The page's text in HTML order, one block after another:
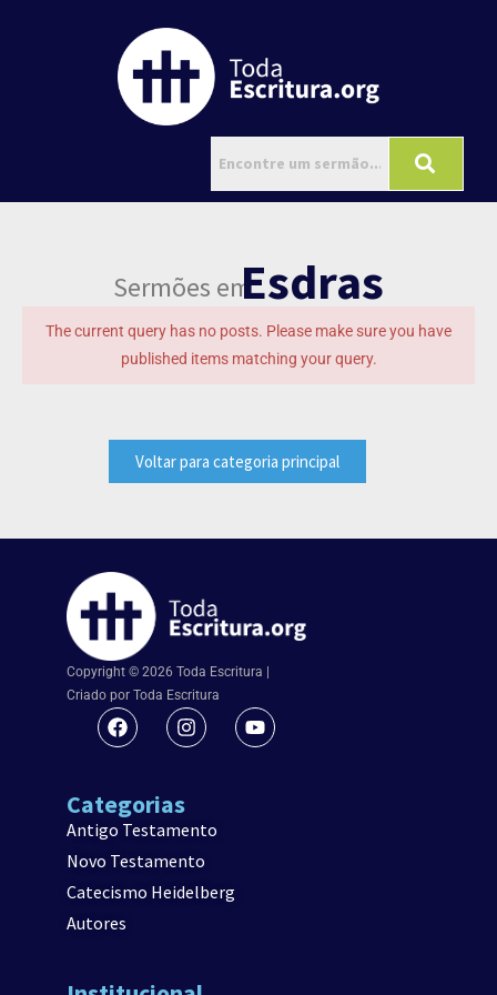
Sermões emEsdras
The current query has no posts. Please make sure you have
published items matching your query.
Voltar para categoria principal
Copyright © 2026 Toda Escritura |
Criado por Toda Escritura
Categorias
Antigo Testamento
Novo Testamento
Catecismo Heidelberg
Autores